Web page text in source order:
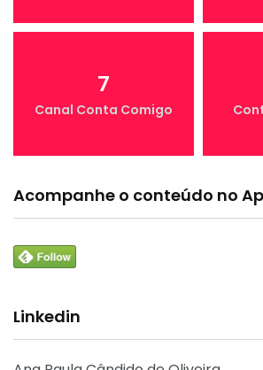
7
Canal Conta Comigo
Acompanhe o conteúdo no
Linkedin